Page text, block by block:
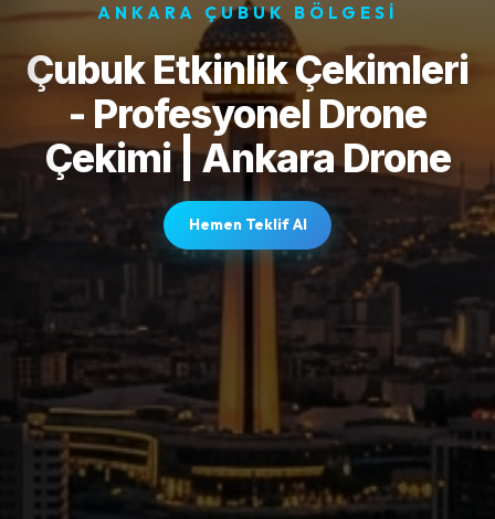
ANKARA ÇUBUK BÖLGESI
Çubuk Etkinlik Çekimleri
- Profesyonel Drone
Çekimi | Ankara Drone
Hemen Teklif Al